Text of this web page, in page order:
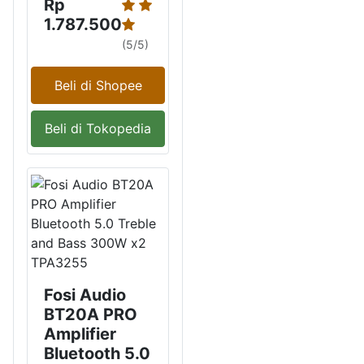
Rp
1.787.500
(5/5)
Beli di Shopee
Beli di Tokopedia
Fosi Audio
BT20A PRO
Amplifier
Bluetooth 5.0